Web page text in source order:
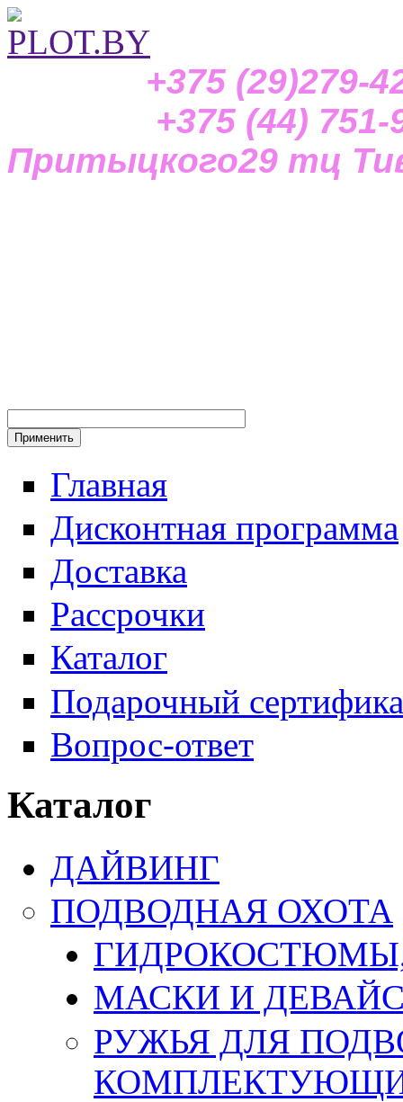
+375 (29)279-
+375 (44) 751-
Притыцкого29 тц
Главная
Дисконтная программа
Доставка
Рассрочки
Каталог
Подарочный
Вопрос-ответ
Каталог
ДАЙВИНГ
ПОДВОДНАЯ ОХОТА
МАСКИ И
РУЖЬЯ ДЛЯ